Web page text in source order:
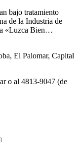
bajo tratamiento
de la Industria de
«Luzca Bien…
El Palomar, Capital
o al 4813-9047 (de